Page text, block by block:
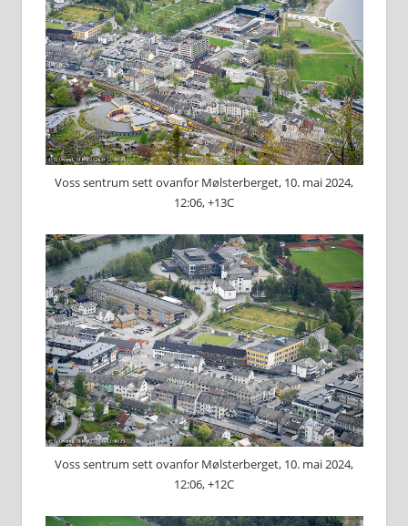
Voss sentrum sett ovanfor Mølsterberget, 10. mai 2024,
12:06, +13C
Voss sentrum sett ovanfor Mølsterberget, 10. mai 2024,
12:06, +12C